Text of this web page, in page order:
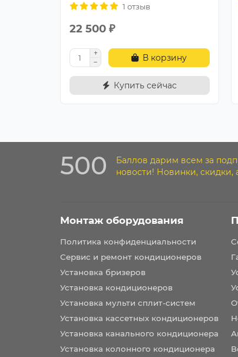
1 отзыв
22 500 ₽
В корзину
Купить сейчас
500
Баллов дарим всем за
новости! Новинки, скидки,
Монтаж оборудования
Политика конфиденциальности
Сервис и ремонт кондиционеров
Установка бризеров
Установка кондиционеров
Установка мульти сплит-систем
Установка кассетных кондиционеров
Установка канального кондиционера
Установка колонного кондиционера